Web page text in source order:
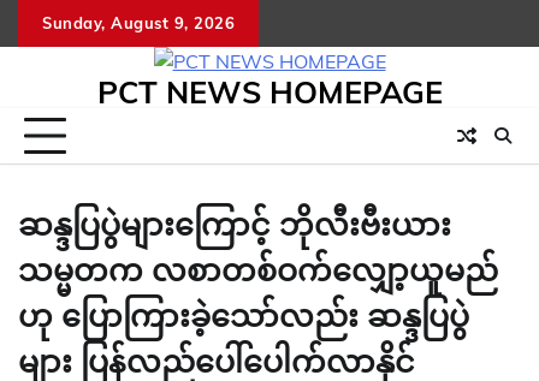
to
Sunday, August 9, 2026
PCT NEWS HOMEPAGE
ဆန္ဒပြပွဲများကြောင့် ဘိုလီးဗီးယား
သမ္မတက လစာတစ်ဝက်လျှော့ယူမည်
ဟု ပြောကြားခဲ့သော်လည်း ဆန္ဒပြပွဲ
များ ပြန်လည်ပေါ်ပေါက်လာနိုင်